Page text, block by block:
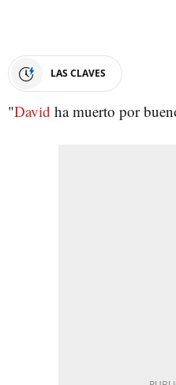
LAS CLAVES
"David ha muerto por